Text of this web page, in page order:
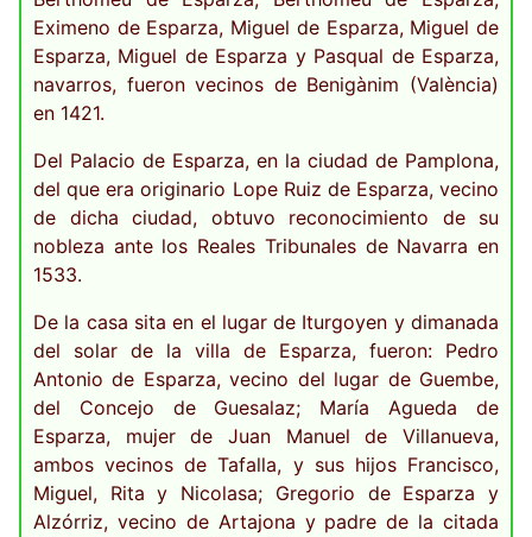
Eximeno de Esparza, Miguel de Esparza, Miguel de
Esparza, Miguel de Esparza y Pasqual de Esparza,
navarros, fueron vecinos de Benigànim (València)
en 1421.
Del Palacio de Esparza, en la ciudad de Pamplona,
del que era originario Lope Ruiz de Esparza, vecino
de dicha ciudad, obtuvo reconocimiento de su
nobleza ante los Reales Tribunales de Navarra en
1533.
De la casa sita en el lugar de Iturgoyen y dimanada
del solar de la villa de Esparza, fueron: Pedro
Antonio de Esparza, vecino del lugar de Guembe,
del Concejo de Guesalaz; María Agueda de
Esparza, mujer de Juan Manuel de Villanueva,
ambos vecinos de Tafalla, y sus hijos Francisco,
Miguel, Rita y Nicolasa; Gregorio de Esparza y
Alzórriz, vecino de Artajona y padre de la citada